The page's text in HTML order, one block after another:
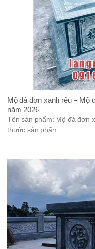
Mộ đá đơn xanh rêu – Mộ
năm 2026
Tên sản phẩm: Mộ đá đơn
thước sản phẩm ...